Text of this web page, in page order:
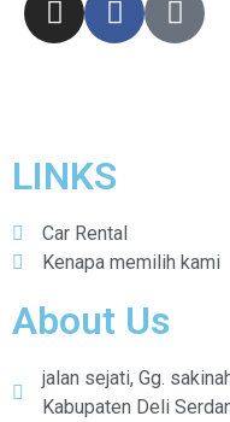
LINKS
Car Rental
Kenapa memilih kami
About Us
jalan sejati, Gg.
Kabupaten Deli